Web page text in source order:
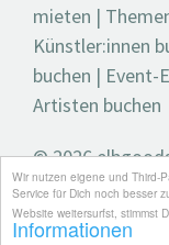
Wir nutzen eigene und Third-
Service für Dich noch besser
Website weitersurfst, stimmst
Informationen
mieten |
Künstler:innen
buchen | Event-
Artisten buchen
© 2026
industry /